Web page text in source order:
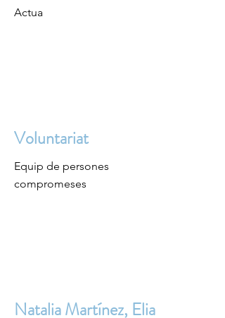
Actua
Voluntariat
Equip de persones
compromeses
Natalia Martínez, Elia